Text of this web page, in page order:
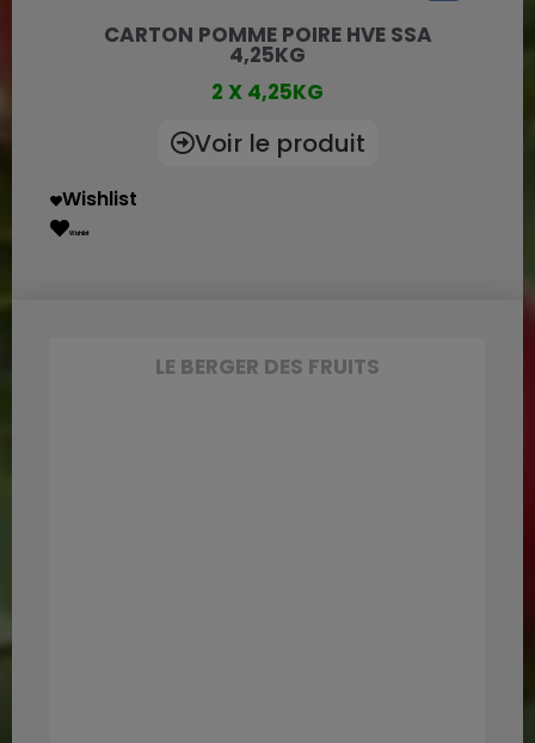
CARTON POMME POIRE HVE SSA
4,25KG
2 X 4,25KG
Voir le produit
Wishlist
Wishlist
LE BERGER DES FRUITS